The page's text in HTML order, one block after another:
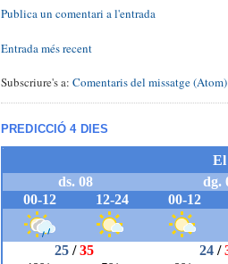
Publica un comentari a l'entrada
Entrada més recent
Subscriure's a: Comentaris del missatge (Atom)
PREDICCIÓ 4 DIES